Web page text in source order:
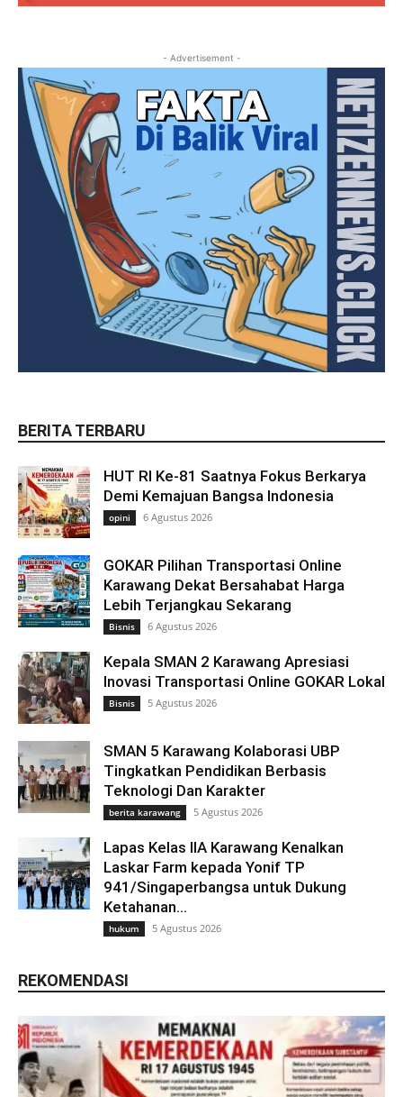
- Advertisement -
BERITA TERBARU
HUT RI Ke-81 Saatnya Fokus Berkarya
Demi Kemajuan Bangsa Indonesia
opini 6 Agustus 2026
GOKAR Pilihan Transportasi Online
Karawang Dekat Bersahabat Harga
Lebih Terjangkau Sekarang
Bisnis 6 Agustus 2026
Kepala SMAN 2 Karawang Apresiasi
Inovasi Transportasi Online GOKAR Lokal
Bisnis 5 Agustus 2026
SMAN 5 Karawang Kolaborasi UBP
Tingkatkan Pendidikan Berbasis
Teknologi Dan Karakter
berita karawang 5 Agustus 2026
Lapas Kelas IIA Karawang Kenalkan
Laskar Farm kepada Yonif TP
941/Singaperbangsa untuk Dukung
Ketahanan...
hukum 5 Agustus 2026
REKOMENDASI